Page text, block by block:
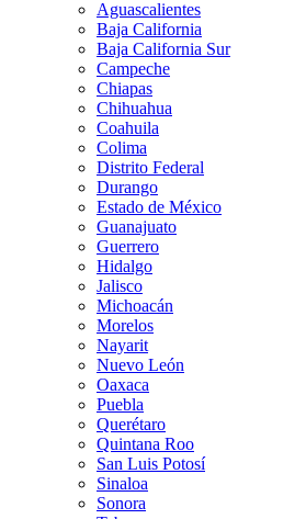
Aguascalientes
Baja California
Baja California Sur
Campeche
Chiapas
Chihuahua
Coahuila
Colima
Distrito Federal
Durango
Estado de México
Guanajuato
Guerrero
Hidalgo
Jalisco
Michoacán
Morelos
Nayarit
Nuevo León
Oaxaca
Puebla
Querétaro
Quintana Roo
San Luis Potosí
Sinaloa
Sonora